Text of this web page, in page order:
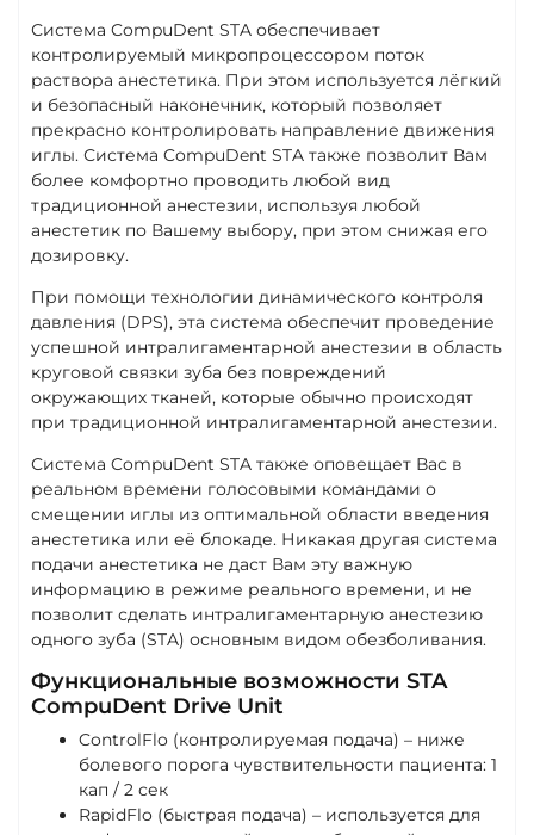
Система CompuDent STA обеспечивает
контролируемый микропроцессором поток
раствора анестетика. При этом используется лёгкий
и безопасный наконечник, который позволяет
прекрасно контролировать направление движения
иглы. Система CompuDent STA также позволит Вам
более комфортно проводить любой вид
традиционной анестезии, используя любой
анестетик по Вашему выбору, при этом снижая его
дозировку.
При помощи технологии динамического контроля
давления (DPS), эта система обеспечит проведение
успешной интралигаментарной анестезии в область
круговой связки зуба без повреждений
окружающих тканей, которые обычно происходят
при традиционной интралигаментарной анестезии.
Система CompuDent STA также оповещает Вас в
реальном времени голосовыми командами о
смещении иглы из оптимальной области введения
анестетика или её блокаде. Никакая другая система
подачи анестетика не даст Вам эту важную
информацию в режиме реального времени, и не
позволит сделать интралигаментарную анестезию
одного зуба (STA) основным видом обезболивания.
Функциональные возможности STA
CompuDent Drive Unit
ControlFlo (контролируемая подача) – ниже
болевого порога чувствительности пациента: 1
кап / 2 сек
RapidFlo (быстрая подача) – используется для